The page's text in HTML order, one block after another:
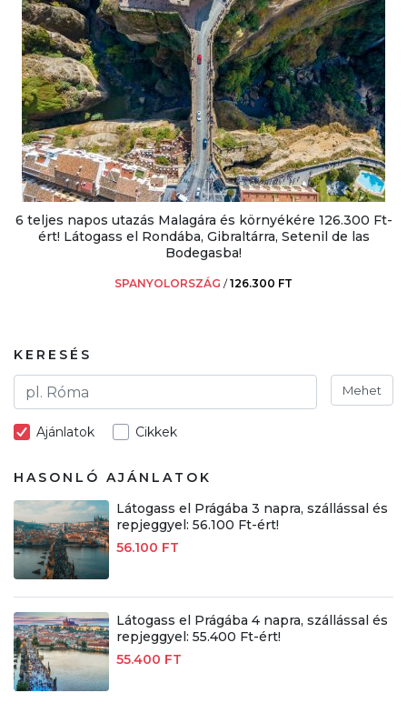
6 teljes napos utazás Malagára és környékére 126.300 Ft-
ért! Látogass el Rondába, Gibraltárra, Setenil de las
Bodegasba!
SPANYOLORSZÁG /126.300 FT
KERESÉS
Mehet
Ajánlatok Cikkek
HASONLÓ AJÁNLATOK
Látogass el Prágába 3 napra, szállással és
repjeggyel: 56.100 Ft-ért!
56.100 FT
Látogass el Prágába 4 napra, szállással és
repjeggyel: 55.400 Ft-ért!
55.400 FT